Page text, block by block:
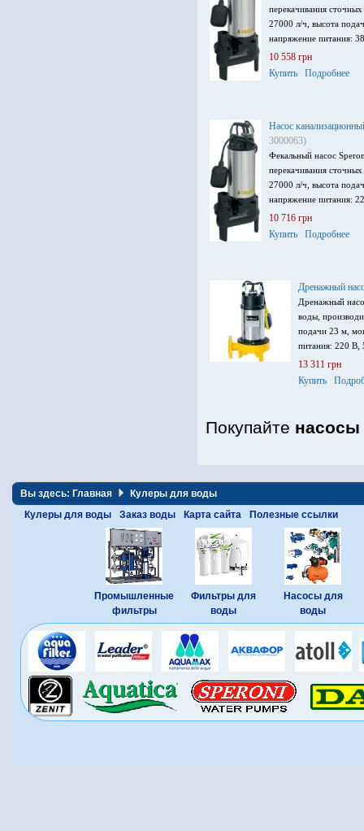
перекачивания
27000 л/ч, высота
напряжение питания:
10 558 грн
Купить
Подробнее
Насос
3000063)
Фекальный насос
перекачивания
27000 л/ч, высота
напряжение питания:
10 716 грн
Купить
Подробнее
Дренажный
Дренажный
воды,
подачи 23 м,
питания: 220 В,
13 311 грн
Купить
Покупайте
Вы здесь: Главная
Кулеры для воды
Кулеры для воды
Заказ воды Карта сайта Полезные ссылки
Промышленные
фильтры
Фильтры для
воды
Насосы для
воды